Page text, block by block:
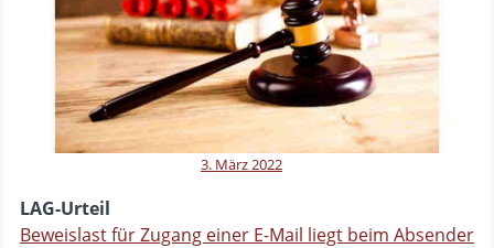
3. März 2022
LAG-Urteil
Beweislast für Zugang einer E-Mail liegt beim Absender